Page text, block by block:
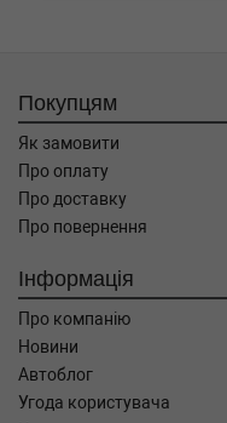
Покупцям
Як замовити
Про оплату
Про доставку
Про повернення
Інформація
Про компанію
Новини
Автоблог
Угода користувача